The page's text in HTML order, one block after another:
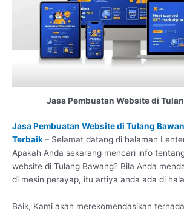
Jasa Pembuatan Website di
Jasa Pembuatan Website di Tulang
Terbaik– Selamat datang di halaman
Apakah Anda sekarang mencari info
website di Tulang Bawang? Bila Anda
di mesin perayap, itu artiya anda ada di
Baik, Kami akan merekomendasikan